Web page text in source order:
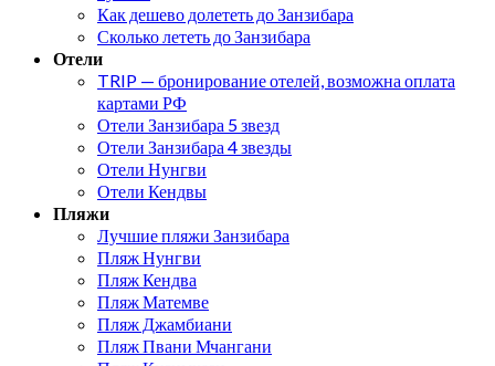
Как дешево долететь до Занзибара
Сколько лететь до Занзибара
Отели
TRIP — бронирование отелей, возможна оплата
картами РФ
Отели Занзибара 5 звезд
Отели Занзибара 4 звезды
Отели Нунгви
Отели Кендвы
Пляжи
Лучшие пляжи Занзибара
Пляж Нунгви
Пляж Кендва
Пляж Матемве
Пляж Джамбиани
Пляж Пвани Мчангани